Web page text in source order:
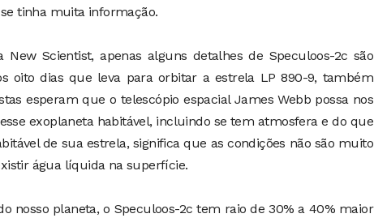
tinha muita informação.
Scientist, apenas alguns detalhes de Speculoos-2c são
oito dias que leva para orbitar a estrela LP 890-9, também
esperam que o telescópio espacial James Webb possa nos
exoplaneta habitável, incluindo se tem atmosfera e do que
de sua estrela, significa que as condições não são muito
água líquida na superfície.
nosso planeta, o Speculoos-2c tem raio de 30% a 40% maior